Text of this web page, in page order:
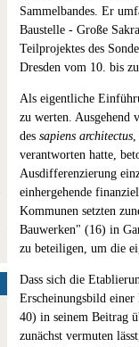
Sammelbandes. Er
Baustelle - Große
Teilprojektes des
Dresden vom 10. bis
Als eigentliche
zu werten. Ausgehend
des sapiens architectus,
verantworten hatte,
Ausdifferenzierung
einhergehende
Kommunen setzten
Bauwerken" (16) in
zu beteiligen, um die
Dass sich die
Erscheinungsbild
40) in seinem Beitrag
zunächst vermuten